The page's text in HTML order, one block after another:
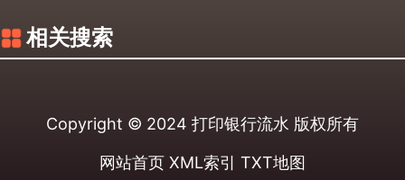
相关搜索
Copyright © 2024 打印银行流水 版权所有
网站首页 XML索引 TXT地图